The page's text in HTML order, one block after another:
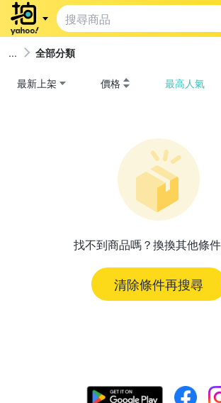
全部分類
最新上架 價格 最高人氣
找不到商品嗎？換換其他條件
清除條件再搜尋